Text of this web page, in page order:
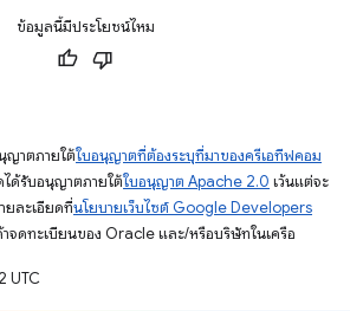
ข้อมูลนี้มีประโยชน์ไหม
ญาตภายใต้ใบอนุญาตที่ต้องระบุที่มาของครีเอทีฟคอม
ได้รับอนุญาตภายใต้ใบอนุญาต Apache 2.0 เว้นแต่จะ
ยละเอียดที่นโยบายเว็บไซต์ Google Developers
จดทะเบียนของ Oracle และ/หรือบริษัทในเครือ
UTC